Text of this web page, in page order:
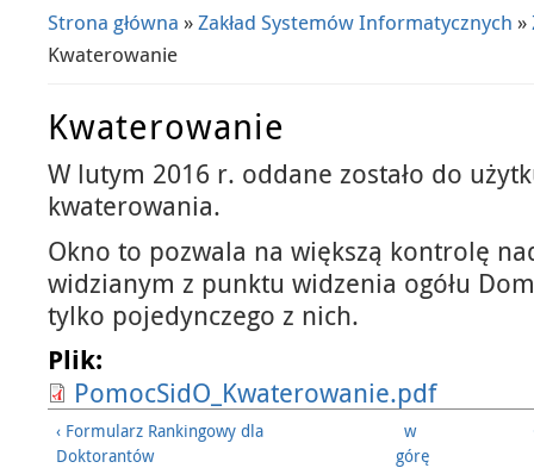
Jesteś tutaj
Strona główna »Zakład Systemów Informatycznych »
Kwaterowanie
Kwaterowanie
W lutym 2016 r. oddane zostało do
kwaterowania.
Okno to pozwala na większą kontrolę
widzianym z punktu widzenia ogółu
tylko pojedynczego z nich.
Plik:
PomocSidO_Kwaterowanie.pdf
‹ Formularz Rankingowy dla
Doktorantów
w
górę